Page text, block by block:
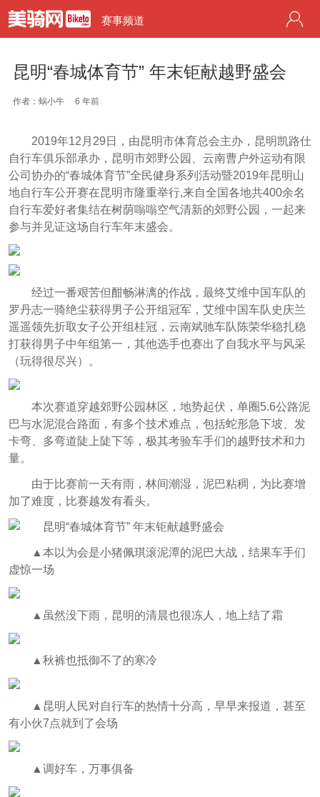
赛事频道
昆明“春城体育节” 年末钜献越野盛会
作者：蜗小牛 6 年前
2019年12月29日，由昆明市体育总会主办，昆明凯路仕
自行车俱乐部承办，昆明市郊野公园、云南曹户外运动有限
公司协办的“春城体育节”全民健身系列活动暨2019年昆明山
地自行车公开赛在昆明市隆重举行,来自全国各地共400余名
自行车爱好者集结在树荫嗡嗡空气清新的郊野公园，一起来
参与并见证这场自行车年末盛会。
经过一番艰苦但酣畅淋漓的作战，最终艾维中国车队的
罗丹志一骑绝尘获得男子公开组冠军，艾维中国车队史庆兰
遥遥领先折取女子公开组桂冠，云南斌驰车队陈荣华稳扎稳
打获得男子中年组第一，其他选手也赛出了自我水平与风采
（玩得很尽兴）。
本次赛道穿越郊野公园林区，地势起伏，单圈5.6公路泥
巴与水泥混合路面，有多个技术难点，包括蛇形急下坡、发
卡弯、多弯道陡上陡下等，极其考验车手们的越野技术和力
量。
由于比赛前一天有雨，林间潮湿，泥巴粘稠，为比赛增
加了难度，比赛越发有看头。
▲本以为会是小猪佩琪滚泥潭的泥巴大战，结果车手们
虚惊一场
▲ 虽然没下雨，昆明的清晨也很冻人，地上结了霜
▲秋裤也抵御不了的寒冷
▲ 昆明人民对自行车的热情十分高，早早来报道，甚至
有小伙7点就到了会场
▲ 调好车，万事俱备